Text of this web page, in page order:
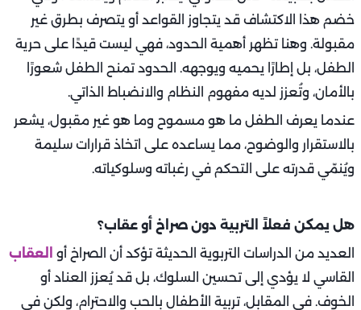
خضم هذا الاكتشاف قد يتجاوز القواعد أو يتصرف بطرق غير
مقبولة. وهنا تظهر أهمية الحدود، فهي ليست قيدًا على حرية
الطفل، بل إطارًا يحميه ويوجهه. الحدود تمنح الطفل شعورًا
بالأمان، وتُعزز لديه مفهوم النظام والانضباط الذاتي.
عندما يعرف الطفل ما هو مسموح وما هو غير مقبول، يشعر
بالاستقرار والوضوح، مما يساعده على اتخاذ قرارات سليمة
ويُنمّي قدرته على التحكم في رغباته وسلوكياته.
هل يمكن فعلاً التربية دون صراخ أو عقاب؟
العديد من الدراسات التربوية الحديثة تؤكد أن الصراخ أو
العقاب
القاسي لا يؤدي إلى تحسين السلوك، بل قد يُعزز العناد أو
الخوف. في المقابل، تربية الأطفال بالحب والاحترام، ولكن في